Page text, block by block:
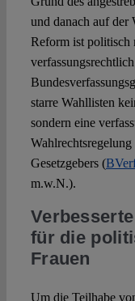
und danach auf der
Reform ist politisch
starre Wahllisten
sondern eine
Gesetzgebers (
m.w.N.).
für die
Frauen
Um die Teilhabe